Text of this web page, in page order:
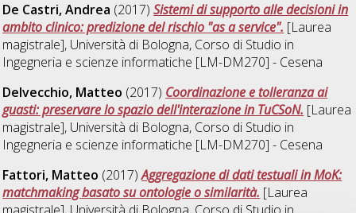
De Castri, Andrea (2017)Sistemi di supporto alle decisioni in
ambito clinico: predizione del rischio "as a service". [Laurea
magistrale], Università di Bologna, Corso di Studio in
Ingegneria e scienze informatiche [LM-DM270] - Cesena
Delvecchio, Matteo (2017) Coordinazione e tolleranza ai
guasti: preservare lo spazio dell'interazione in TuCSoN. [Laurea
magistrale], Università di Bologna, Corso di Studio in
Ingegneria e scienze informatiche [LM-DM270] - Cesena
Fattori, Matteo (2017)Aggregazione di dati testuali in MoK:
matchmaking basato su ontologie o similarità. [Laurea